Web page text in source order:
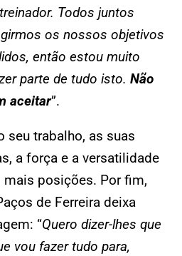
Todos juntos
os nossos objetivos
então estou muito
parte de tudo isto. Não
aceitar”.
seu trabalho, as suas
a força e a versatilidade
posições. Por fim,
de Ferreira deixa
“Quero dizer-lhes que
vou fazer tudo para,